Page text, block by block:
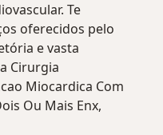
Te
oferecidos pelo
e vasta
Cirurgia
Miocardica Com
Ou Mais Enx,